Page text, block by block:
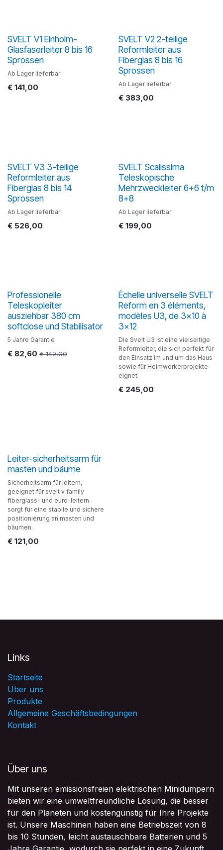
SVELT V1 Einholm-
Glasfaserleiter 8 bis 16
Sprossen
Ab Lager lieferbar
€ 141,00
SVELT V2 2-teilige
Reformleiter aus
Fiberglas 8 bis 16
Sprossen
Ab Lager lieferbar
€ 383,00
SVELT V3 3-teilige
Reformleiter aus
Fiberglas 8 bis 14
Sprossen
Ab Lager lieferbar
€ 526,00
SVELT Scalissima
Teleskopische
Mehrzweckleiter 6+6 t/m
8+8
Ab Lager lieferbar
€ 199,00
Professionelle
Teleskopleiter
ausziehbar 380 cm
softclose und Stabilisator
5 Jahre Garantie
€ 82,60 €149,00
Échelle universelle SVELT
Reform en 3 éléments,
modèles U3, de 3x10 à
3x12
Die Svelt U3 ist eine vielseitige
Reformleiter, die sich perfekt für
den Einsatz im und um das Haus
sowie für Heimwerkerprojekte
eignet.
€ 245,00
Leiter-sicherheitsarm für
masten und bäume
Sicherheitsarm für leitern,
geeignet für svelt v family
fiberglass- und euro-leitern.
sorgt für eine stabile und sichere
positionierung an masten und
bäumen.
€ 121,00
Links
Startseite
Über uns
Produkte
Allgemeine Geschäftsbedingungen
Kontakt
Über uns
Mit unseren emissionsfreien elektrischen Minidumpern
bieten wir eine umweltfreundliche Lösung, die besser
für den Planeten und kostengünstig für Ihre Projekte
ist. Unsere Maschinen haben eine Betriebszeit von 8
bis 10 Stunden, leicht austauschbare Batterien und 5